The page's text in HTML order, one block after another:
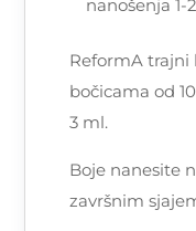
nanošenja 1-
ReformA trajni
bočicama od
3 ml.
Boje nanesite
završnim